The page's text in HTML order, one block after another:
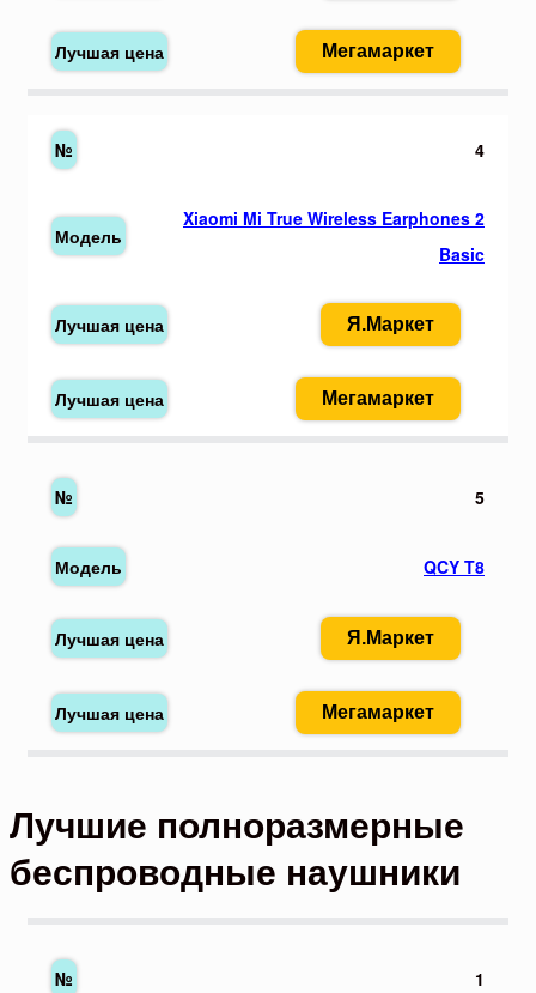
Мегамаркет
4
Xiaomi Mi True Wireless Earphones 2
Basic
Я.Маркет
Мегамаркет
5
QCY T8
Я.Маркет
Мегамаркет
Лучшие полноразмерные
беспроводные наушники
1